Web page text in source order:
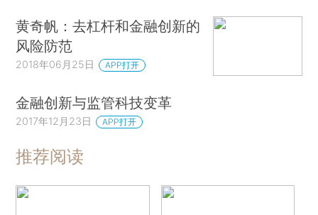
黄奇帆：去杠杆和金融创新的
风险防范
2018年06月25日 APP打开
金融创新与监管科技变革
2017年12月23日 APP打开
推荐阅读